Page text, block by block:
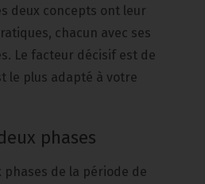
deux concepts ont leur
chacun avec ses
Le facteur décisif est de
le plus adapté à votre
phases
phases de la période de